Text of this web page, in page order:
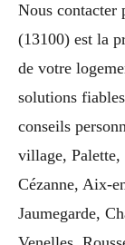
Nous contacter
(13100) est la
de votre
solutions
conseils
village, Palette,
Cézanne, Aix-
Jaumegarde,